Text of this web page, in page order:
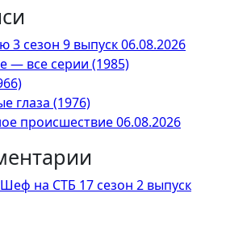
3 сезон 9 выпуск 06.08.2026
— все серии (1985)
глаза (1976)
происшествие 06.08.2026
на СТБ 17 сезон 2 выпуск